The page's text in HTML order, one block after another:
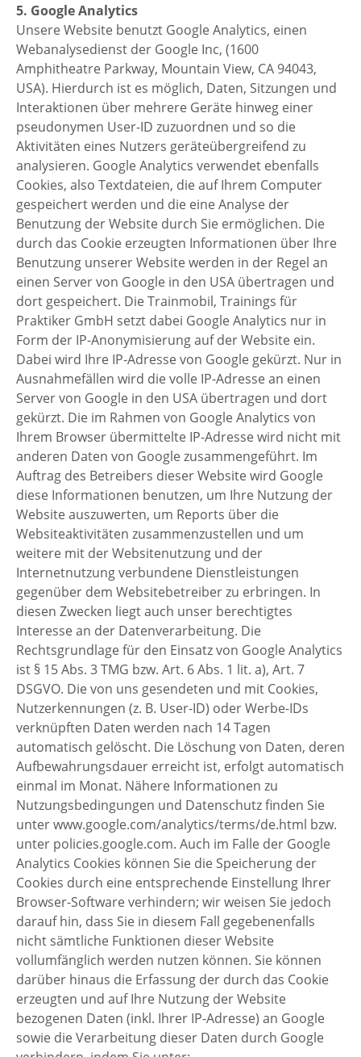
5. Google Analytics
Unsere Website benutzt Google Analytics, einen
Webanalysedienst der Google Inc, (1600
Amphitheatre Parkway, Mountain View, CA 94043,
USA). Hierdurch ist es möglich, Daten, Sitzungen und
Interaktionen über mehrere Geräte hinweg einer
pseudonymen User-ID zuzuordnen und so die
Aktivitäten eines Nutzers geräteübergreifend zu
analysieren. Google Analytics verwendet ebenfalls
Cookies, also Textdateien, die auf Ihrem Computer
gespeichert werden und die eine Analyse der
Benutzung der Website durch Sie ermöglichen. Die
durch das Cookie erzeugten Informationen über Ihre
Benutzung unserer Website werden in der Regel an
einen Server von Google in den USA übertragen und
dort gespeichert. Die Trainmobil, Trainings für
Praktiker GmbH setzt dabei Google Analytics nur in
Form der IP-Anonymisierung auf der Website ein.
Dabei wird Ihre IP-Adresse von Google gekürzt. Nur in
Ausnahmefällen wird die volle IP-Adresse an einen
Server von Google in den USA übertragen und dort
gekürzt. Die im Rahmen von Google Analytics von
Ihrem Browser übermittelte IP-Adresse wird nicht mit
anderen Daten von Google zusammengeführt. Im
Auftrag des Betreibers dieser Website wird Google
diese Informationen benutzen, um Ihre Nutzung der
Website auszuwerten, um Reports über die
Websiteaktivitäten zusammenzustellen und um
weitere mit der Websitenutzung und der
Internetnutzung verbundene Dienstleistungen
gegenüber dem Websitebetreiber zu erbringen. In
diesen Zwecken liegt auch unser berechtigtes
Interesse an der Datenverarbeitung. Die
Rechtsgrundlage für den Einsatz von Google Analytics
ist § 15 Abs. 3 TMG bzw. Art. 6 Abs. 1 lit. a), Art. 7
DSGVO. Die von uns gesendeten und mit Cookies,
Nutzerkennungen (z. B. User-ID) oder Werbe-IDs
verknüpften Daten werden nach 14 Tagen
automatisch gelöscht. Die Löschung von Daten, deren
Aufbewahrungsdauer erreicht ist, erfolgt automatisch
einmal im Monat. Nähere Informationen zu
Nutzungsbedingungen und Datenschutz finden Sie
unter www.google.com/analytics/terms/de.html bzw.
unter policies.google.com. Auch im Falle der Google
Analytics Cookies können Sie die Speicherung der
Cookies durch eine entsprechende Einstellung Ihrer
Browser-Software verhindern; wir weisen Sie jedoch
darauf hin, dass Sie in diesem Fall gegebenenfalls
nicht sämtliche Funktionen dieser Website
vollumfänglich werden nutzen können. Sie können
darüber hinaus die Erfassung der durch das Cookie
erzeugten und auf Ihre Nutzung der Website
bezogenen Daten (inkl. Ihrer IP-Adresse) an Google
sowie die Verarbeitung dieser Daten durch Google